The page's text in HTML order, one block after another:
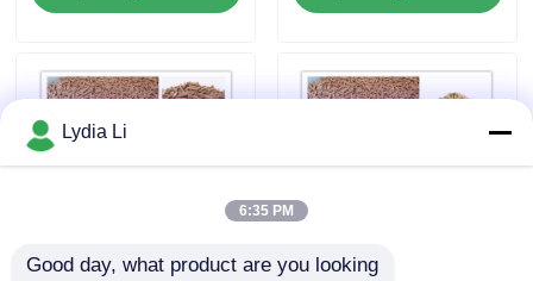
Quote request suatu
Pabrik Pelet Kayu
Lydia Li
6:35 PM
Good day, what product are you looking